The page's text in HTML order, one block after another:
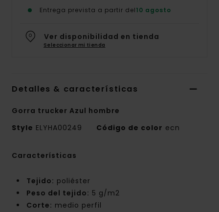
Entrega prevista a partir del10 agosto
Ver disponibilidad en tienda
Seleccionar mi tienda
Detalles & características
Gorra trucker Azul hombre
Style ELYHA00249 Código de color ecn
Características
Tejido: poliéster
Peso del tejido: 5 g/m2
Corte: medio perfil